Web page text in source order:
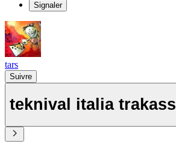
Signaler
tars
Suivre
teknival italia trakass